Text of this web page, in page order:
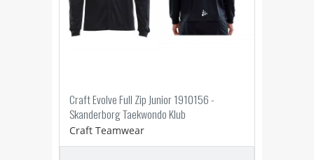
Craft Evolve Full Zip Junior 1910156 -
Skanderborg Taekwondo Klub
Craft Teamwear